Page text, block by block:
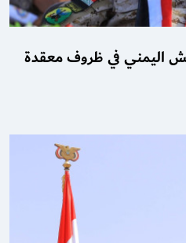
اليمني في ظروف معقدة